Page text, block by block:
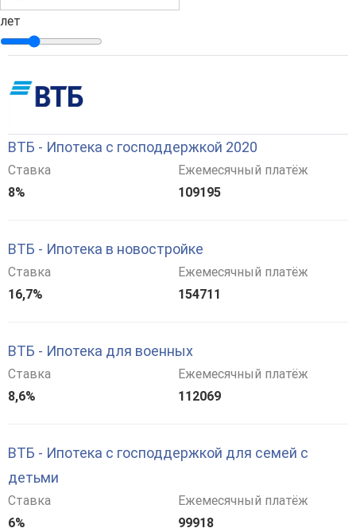
лет
ВТБ - Ипотека с господдержкой 2020
Ставка
8%
Ежемесячный платёж
109195
ВТБ - Ипотека в новостройке
Ставка
16,7%
Ежемесячный платёж
154711
ВТБ - Ипотека для военных
Ставка
8,6%
Ежемесячный платёж
112069
ВТБ - Ипотека с господдержкой для семей с
детьми
Ставка
6%
Ежемесячный платёж
99918